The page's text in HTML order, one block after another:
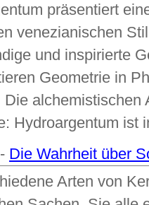
präsentiert
venezianischen
und inspirierte
Geometrie in
alchemistischen
Hydroargentum ist
Die Wahrheit über
Arten von